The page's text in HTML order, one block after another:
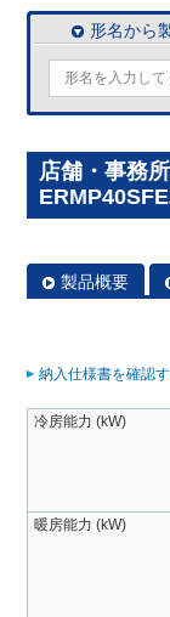
形名から
店舗・事務
製品概要
納入仕様書を確認
冷房能力 (kW)
暖房能力 (kW)